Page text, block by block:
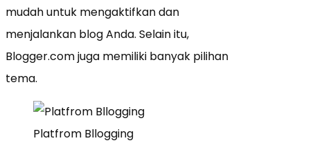
mudah untuk mengaktifkan dan
menjalankan blog Anda. Selain itu,
Blogger.com juga memiliki banyak pilihan
tema.
Platfrom Bllogging